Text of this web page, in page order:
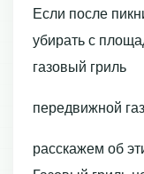
Если после
убирать с
газовый гриль
передвижной
расскажем об